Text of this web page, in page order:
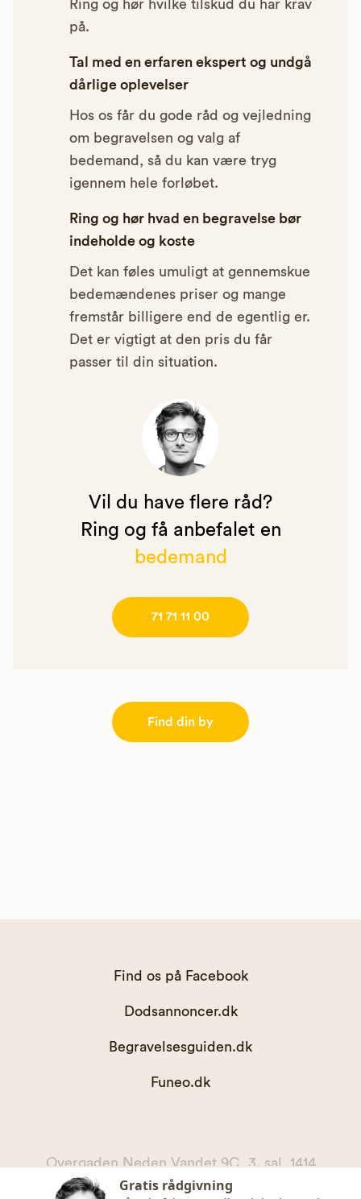
Ring og hør hvilke tilskud du har krav
på.
Tal med en erfaren ekspert og undgå
dårlige oplevelser
Hos os får du gode råd og vejledning
om begravelsen og valg af
bedemand, så du kan være tryg
igennem hele forløbet.
Ring og hør hvad en begravelse bør
indeholde og koste
Det kan føles umuligt at gennemskue
bedemændenes priser og mange
fremstår billigere end de egentlig er.
Det er vigtigt at den pris du får
passer til din situation.
Vil du have flere råd?
Ring og få anbefalet en
bedemand
71 71 11 00
Find din by
Find os på Facebook
Dodsannoncer.dk
Begravelsesguiden.dk
Funeo.dk
Overgaden Neden Vandet 9C, 3. sal, 1414
København K
Gratis rådgivning